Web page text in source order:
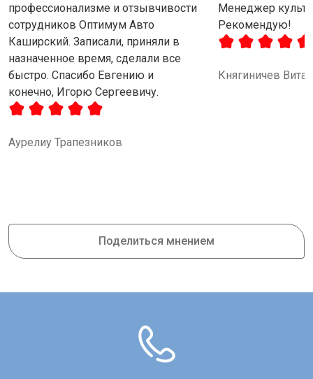
профессионализме и отзывчивости
сотрудников Оптимум Авто
Каширский. Записали, приняли в
назначенное время, сделали все
быстро. Спасибо Евгению и
конечно, Игорю Сергеевичу.
Аурелиу Трапезников
Менеджер
Рекомендую!
Княгиничев
Поделиться мнением